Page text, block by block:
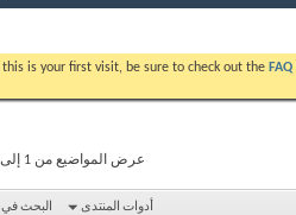
this is your first visit, be sure to check out the FAQ
عرض المواضيع من 1 إلى 17 من 17
أدوات المنتدى البحث في